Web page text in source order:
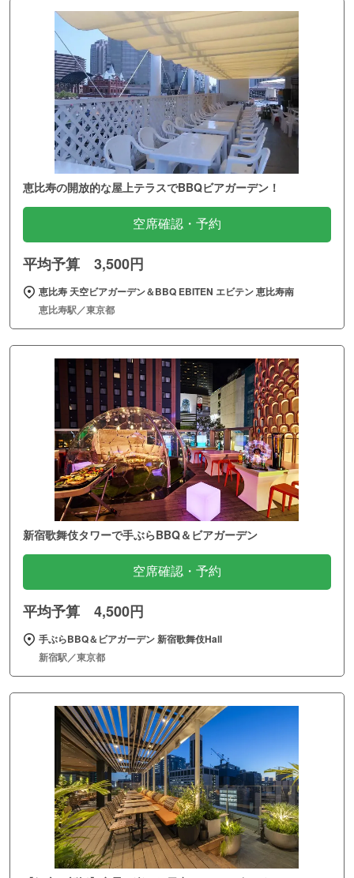
恵比寿の開放的な屋上テラスでBBQビアガーデン！
空席確認・予約
平均予算 3,500円
恵比寿 天空ビアガーデン＆BBQ EBITEN エビテン 恵比寿南
恵比寿駅／東京都
新宿歌舞伎タワーで手ぶらBBQ＆ビアガーデン
空席確認・予約
平均予算 4,500円
手ぶらBBQ＆ビアガーデン 新宿歌舞伎Hall
新宿駅／東京都